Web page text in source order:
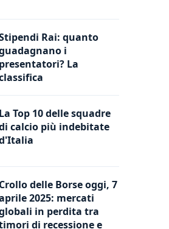
Rai: quanto
i
presentatori? La
La Top 10 delle squadre
calcio più indebitate
Crollo delle Borse oggi, 7
2025: mercati
in perdita tra
di recessione e